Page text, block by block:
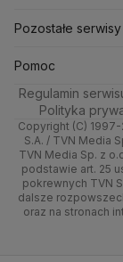
Ministerstwo
Ministerstwo
Ministerstwo
Ministerstwo
Ministerstwo
Ministerstwo
Ministerstwo
Ministerstwo
Ministerstwo
Quizy
Tematy
Trójmiasto
Kielce
Kujawsko-
Lublin
Lubuskie
Rynki
Dla firm
Handel
Ze świata
Tech
Moto
Pogoda na
Najnowsze
Polska
Prognoza
Świat
Nauka
Kolarstwo
Skoki Narciarskie
Sporty zimowe
Lekkoatletyka
Siatkówka
F1
Polska
Świat
Polityka
Zdrowie
Tech
Nauka
Najnowsze
Gorące Tematy
Wyślij
Pozostałe serwisy
TVN
Dzień Dobry
Uwaga TVN
HGTV
TVN Turbo
Pomoc
Centrum
Test zgodności
Oglądaj na TV
Zrealizuj
Regulamin
Polityka
Copyright (C)
S.A. / TVN Media
TVN Media Sp. z
podstawie art. 25
pokrewnych TVN
dalsze
oraz na stronach